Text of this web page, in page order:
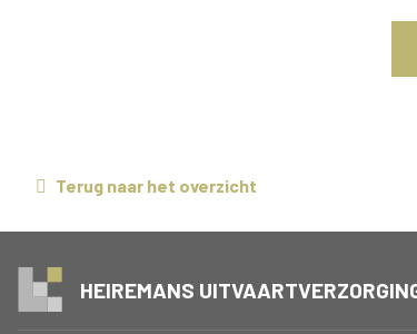
Terug naar het overzicht
HEIREMANS